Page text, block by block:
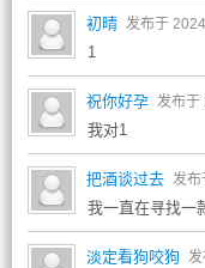
初晴 发布于
1
祝你好孕 发布于
我对1
把酒谈过去 发布
我一直在寻找一
淡定看狗咬狗